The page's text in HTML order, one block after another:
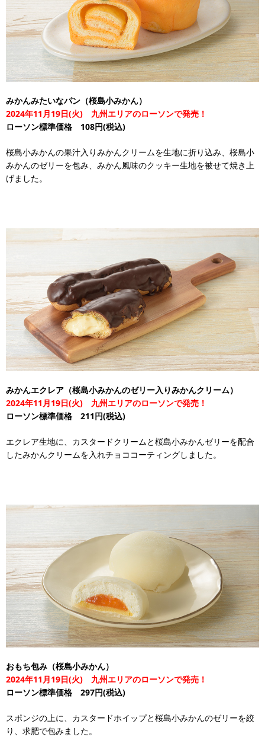
みかんみたいなパン（桜島小みかん）
2024年11月19日(火) 九州エリアのローソンで発売！
ローソン標準価格 108円(税込)
桜島小みかんの果汁入りみかんクリームを生地に折り込み、桜島小
みかんのゼリーを包み、みかん風味のクッキー生地を被せて焼き上
げました。
みかんエクレア（桜島小みかんのゼリー入りみかんクリーム）
2024年11月19日(火) 九州エリアのローソンで発売！
ローソン標準価格 211円(税込)
エクレア生地に、カスタードクリームと桜島小みかんゼリーを配合
したみかんクリームを入れチョココーティングしました。
おもち包み（桜島小みかん）
2024年11月19日(火) 九州エリアのローソンで発売！
ローソン標準価格 297円(税込)
スポンジの上に、カスタードホイップと桜島小みかんのゼリーを絞
り、求肥で包みました。